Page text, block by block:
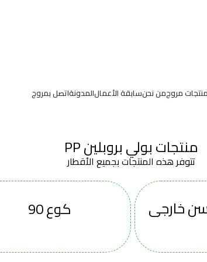
منتجات مروجمن نحنسابقة الأعمالالمدونةاتصل بمروج
منتجات بولي بروبلين PP
تتوفر هذه المنتجات بجميع الأقطار
كوع 90